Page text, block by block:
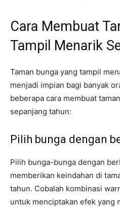
Cara Membuat
Tampil Menarik
Taman bunga yang tampil
menjadi impian bagi banyak
beberapa cara membuat
sepanjang tahun:
Pilih bunga dengan
Pilih bunga-bunga dengan
memberikan keindahan di
tahun. Cobalah kombinasi
untuk menciptakan efek yang